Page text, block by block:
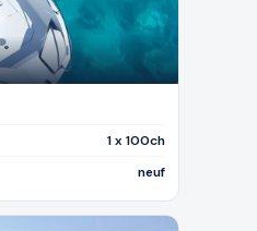
1 x 100ch
neuf